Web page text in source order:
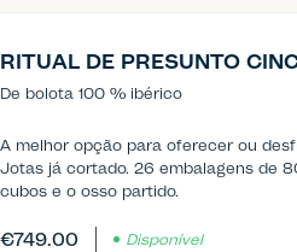
RITUAL DE PRESUNTO
De bolota 100 % ibérico
A melhor opção para oferecer ou
Jotas já cortado. 26 embalagens de
cubos e o osso partido.
€749.00
Disponível